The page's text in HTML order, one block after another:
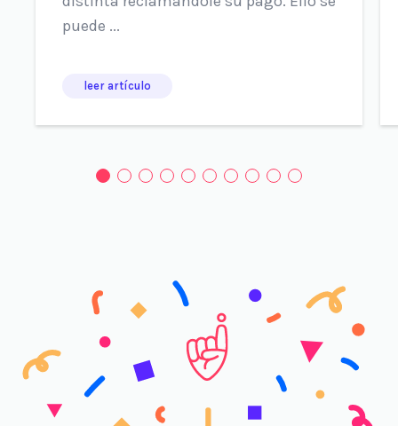
puede ...
leer artículo